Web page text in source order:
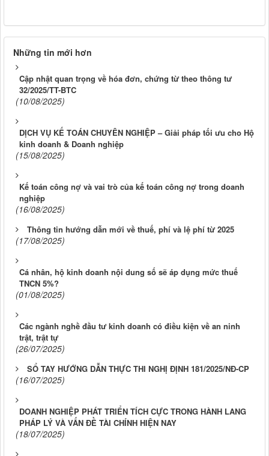
Những tin mới hơn
Cập nhật quan trọng về hóa đơn, chứng từ theo thông tư
32/2025/TT-BTC
(10/08/2025)
DỊCH VỤ KẾ TOÁN CHUYÊN NGHIỆP – Giải pháp tối ưu cho Hộ
kinh doanh & Doanh nghiệp
(15/08/2025)
Kế toán công nợ và vai trò của kế toán công nợ trong doanh
nghiệp
(16/08/2025)
Thông tin hướng dẫn mới về thuế, phí và lệ phí từ 2025
(17/08/2025)
Cá nhân, hộ kinh doanh nội dung số sẽ áp dụng mức thuế
TNCN 5%?
(01/08/2025)
Các ngành nghề đầu tư kinh doanh có điều kiện về an ninh
trật, trật tự
(26/07/2025)
SỔ TAY HƯỚNG DẪN THỰC THI NGHỊ ĐỊNH 181/2025/NĐ-CP
(16/07/2025)
DOANH NGHIỆP PHÁT TRIỂN TÍCH CỰC TRONG HÀNH LANG
PHÁP LÝ VÀ VẤN ĐỀ TÀI CHÍNH HIỆN NAY
(18/07/2025)